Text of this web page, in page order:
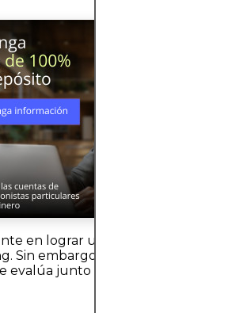
en lograr una alta tasa de
Sin embargo, la tasa de ganancias
evalúa junto con la relación riesgo-